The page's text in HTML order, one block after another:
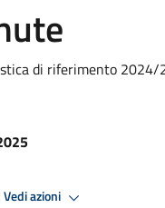
di riferimento 2024/
Vedi azioni